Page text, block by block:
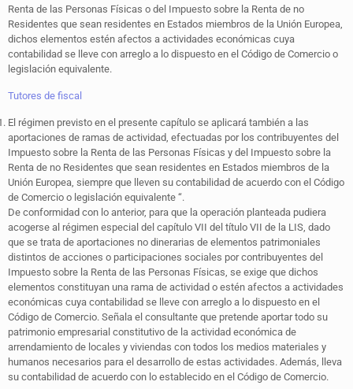
Renta de las Personas Físicas o del Impuesto sobre la Renta de no
Residentes que sean residentes en Estados miembros de la Unión Europea,
dichos elementos estén afectos a actividades económicas cuya
contabilidad se lleve con arreglo a lo dispuesto en el Código de Comercio o
legislación equivalente.
Tutores de fiscal
El régimen previsto en el presente capítulo se aplicará también a las
aportaciones de ramas de actividad, efectuadas por los contribuyentes del
Impuesto sobre la Renta de las Personas Físicas y del Impuesto sobre la
Renta de no Residentes que sean residentes en Estados miembros de la
Unión Europea, siempre que lleven su contabilidad de acuerdo con el Código
de Comercio o legislación equivalente “.
De conformidad con lo anterior, para que la operación planteada pudiera
acogerse al régimen especial del capítulo VII del título VII de la LIS, dado
que se trata de aportaciones no dinerarias de elementos patrimoniales
distintos de acciones o participaciones sociales por contribuyentes del
Impuesto sobre la Renta de las Personas Físicas, se exige que dichos
elementos constituyan una rama de actividad o estén afectos a actividades
económicas cuya contabilidad se lleve con arreglo a lo dispuesto en el
Código de Comercio. Señala el consultante que pretende aportar todo su
patrimonio empresarial constitutivo de la actividad económica de
arrendamiento de locales y viviendas con todos los medios materiales y
humanos necesarios para el desarrollo de estas actividades. Además, lleva
su contabilidad de acuerdo con lo establecido en el Código de Comercio.